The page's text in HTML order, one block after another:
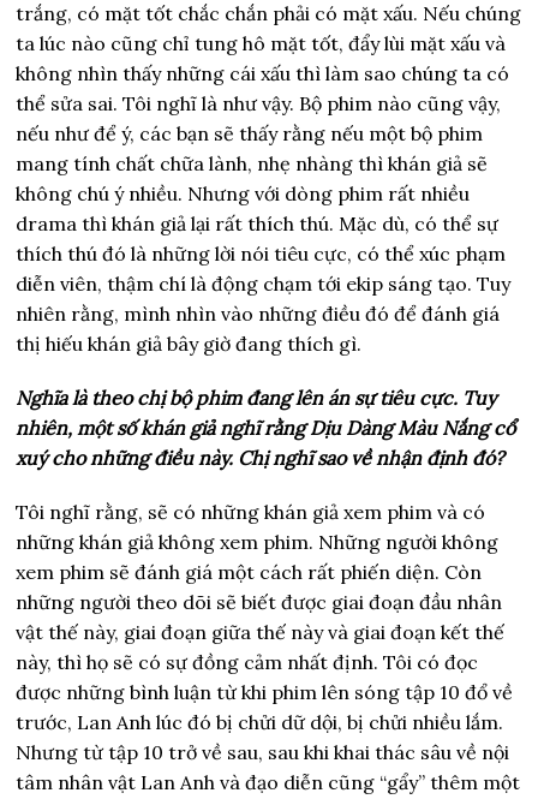
trắng, có mặt tốt chắc chắn phải có mặt xấu. Nếu chúng
ta lúc nào cũng chỉ tung hô mặt tốt, đẩy lùi mặt xấu và
không nhìn thấy những cái xấu thì làm sao chúng ta có
thể sửa sai. Tôi nghĩ là như vậy. Bộ phim nào cũng vậy,
nếu như để ý, các bạn sẽ thấy rằng nếu một bộ phim
mang tính chất chữa lành, nhẹ nhàng thì khán giả sẽ
không chú ý nhiều. Nhưng với dòng phim rất nhiều
drama thì khán giả lại rất thích thú. Mặc dù, có thể sự
thích thú đó là những lời nói tiêu cực, có thể xúc phạm
diễn viên, thậm chí là động chạm tới ekip sáng tạo. Tuy
nhiên rằng, mình nhìn vào những điều đó để đánh giá
thị hiếu khán giả bây giờ đang thích gì.
Nghĩa là theo chị bộ phim đang lên án sự tiêu cực. Tuy
nhiên, một số khán giả nghĩ rằng Dịu Dàng Màu Nắng cổ
xuý cho những điều này. Chị nghĩ sao về nhận định đó?
Tôi nghĩ rằng, sẽ có những khán giả xem phim và có
những khán giả không xem phim. Những người không
xem phim sẽ đánh giá một cách rất phiến diện. Còn
những người theo dõi sẽ biết được giai đoạn đầu nhân
vật thế này, giai đoạn giữa thế này và giai đoạn kết thế
này, thì họ sẽ có sự đồng cảm nhất định. Tôi có đọc
được những bình luận từ khi phim lên sóng tập 10 đổ về
trước, Lan Anh lúc đó bị chửi dữ dội, bị chửi nhiều lắm.
Nhưng từ tập 10 trở về sau, sau khi khai thác sâu về nội
tâm nhân vật Lan Anh và đạo diễn cũng “gẩy” thêm một